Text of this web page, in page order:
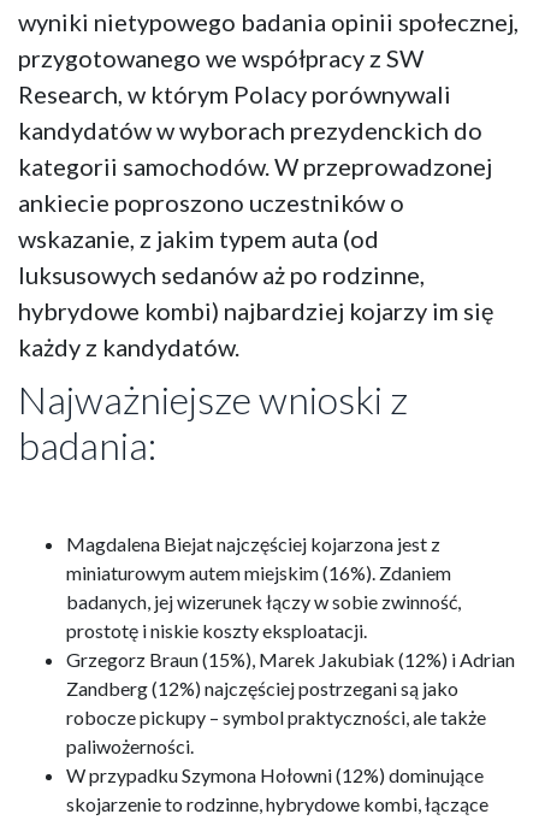
wyniki nietypowego badania opinii społecznej,
przygotowanego we współpracy z SW
Research, w którym Polacy porównywali
kandydatów w wyborach prezydenckich do
kategorii samochodów. W przeprowadzonej
ankiecie poproszono uczestników o
wskazanie, z jakim typem auta (od
luksusowych sedanów aż po rodzinne,
hybrydowe kombi) najbardziej kojarzy im się
każdy z kandydatów.
Najważniejsze wnioski z
badania:
Magdalena Biejat najczęściej kojarzona jest z
miniaturowym autem miejskim (16%). Zdaniem
badanych, jej wizerunek łączy w sobie zwinność,
prostotę i niskie koszty eksploatacji.
Grzegorz Braun (15%), Marek Jakubiak (12%) i Adrian
Zandberg (12%) najczęściej postrzegani są jako
robocze pickupy – symbol praktyczności, ale także
paliwożerności.
W przypadku Szymona Hołowni (12%) dominujące
skojarzenie to rodzinne, hybrydowe kombi, łączące